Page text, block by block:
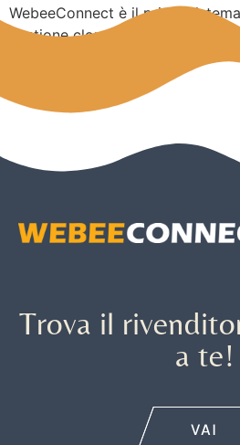
WebeeConnect è il primo
gestione cloud per reti Wireless.
Trova il
a te!
VAI